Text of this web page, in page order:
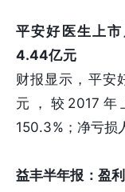
平安好医生上
4.44亿元
财报显示，平安
元，较2017
150.3%；净亏损
益丰半年报：盈